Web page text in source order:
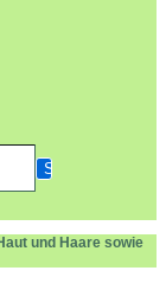
und Haare sowie